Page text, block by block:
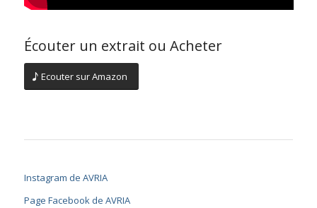
Écouter un extrait ou Acheter
Ecouter sur Amazon
Instagram de AVRIA
Page Facebook de AVRIA